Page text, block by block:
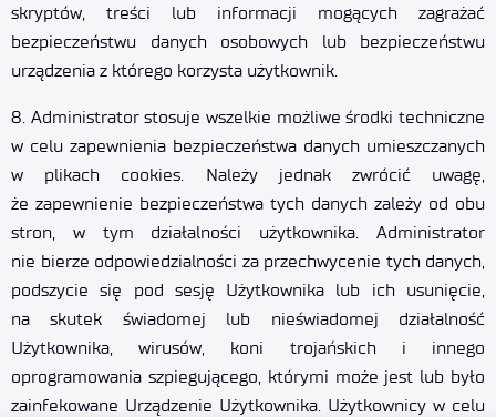
skryptów, treści lub informacji mogących zagrażać
bezpieczeństwu danych osobowych lub bezpieczeństwu
urządzenia z którego korzysta użytkownik.
8. Administrator stosuje wszelkie możliwe środki techniczne
w celu zapewnienia bezpieczeństwa danych umieszczanych
w plikach cookies. Należy jednak zwrócić uwagę,
że zapewnienie bezpieczeństwa tych danych zależy od obu
stron, w tym działalności użytkownika. Administrator
nie bierze odpowiedzialności za przechwycenie tych danych,
podszycie się pod sesję Użytkownika lub ich usunięcie,
na skutek świadomej lub nieświadomej działalność
Użytkownika, wirusów, koni trojańskich i innego
oprogramowania szpiegującego, którymi może jest lub było
zainfekowane Urządzenie Użytkownika. Użytkownicy w celu